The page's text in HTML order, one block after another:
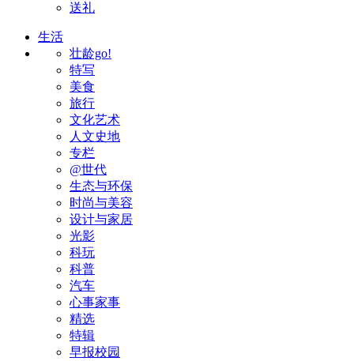
送礼
生活
壮龄go!
特写
美食
旅行
文化艺术
人文史地
专栏
@世代
生态与环保
时尚与美容
设计与家居
光影
科玩
科普
汽车
心事家事
精选
特辑
早报校园